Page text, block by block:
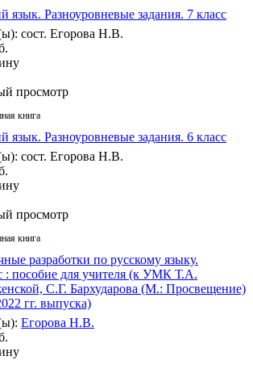
язык. Разноуровневые задания. 7 класс
сост. Егорова Н.В.
просмотр
книга
язык. Разноуровневые задания. 6 класс
сост. Егорова Н.В.
просмотр
книга
разработки по русскому языку.
: пособие для учителя (к УМК Т.А.
С.Г. Бархударова (М.: Просвещение)
гг. выпуска)
Егорова Н.В.